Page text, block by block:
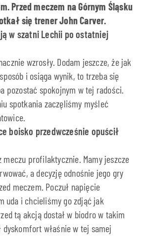
Przed meczem na Górnym Śląsku
się trener John Carver.
w szatni Lechii po ostatniej
wzrosły. Dodam jeszcze, że jak
i osiąga wynik, to trzeba się
pozostać spokojnym w tej radości.
spotkania zaczęliśmy myśleć
boisko przedwcześnie opuścił
meczu profilaktycznie. Mamy jeszcze
a decyzję odnośnie jego gry
meczem. Poczuł napięcie
uda i chcieliśmy go zdjąć jak
tą akcją dostał w biodro w takim
właśnie w tej samej